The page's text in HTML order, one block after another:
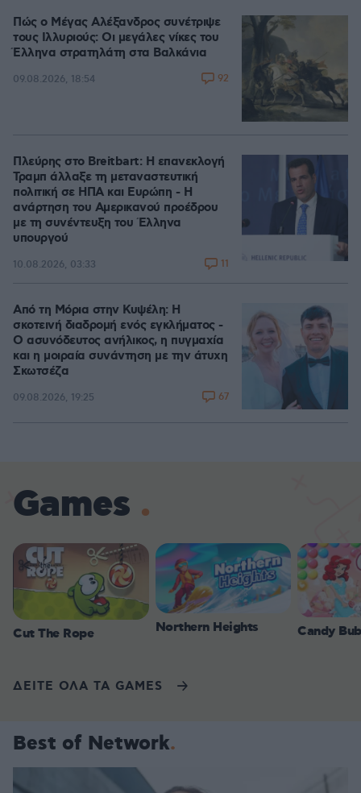
Πώς ο Μέγας Αλέξανδρος συνέτριψε
τους Ιλλυριούς: Οι μεγάλες νίκες του
Έλληνα στρατηλάτη στα Βαλκάνια
09.08.2026, 18:54 92
Πλεύρης στο Breitbart: Η επανεκλογή
Τραμπ άλλαξε τη μεταναστευτική
πολιτική σε ΗΠΑ και Ευρώπη - Η
ανάρτηση του Αμερικανού προέδρου
με τη συνέντευξη του Έλληνα
υπουργού
10.08.2026, 03:33 11
Από τη Μόρια στην Κυψέλη: Η
σκοτεινή διαδρομή ενός εγκλήματος -
Ο ασυνόδευτος ανήλικος, η πυγμαχία
και η μοιραία συνάντηση με την άτυχη
Σκωτσέζα
09.08.2026, 19:25 67
Games
Cut The Rope Northern Heights Candy
ΔΕΙΤΕ ΟΛΑ ΤΑ GAMES
Best of Network